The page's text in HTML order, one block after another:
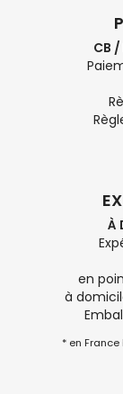
CB /
À
en
à
* en